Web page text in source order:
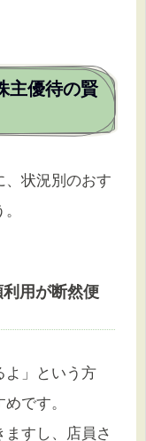
主優待の賢
、状況別のおす
用が断然便
よ」という方
です。
すし、店員さ